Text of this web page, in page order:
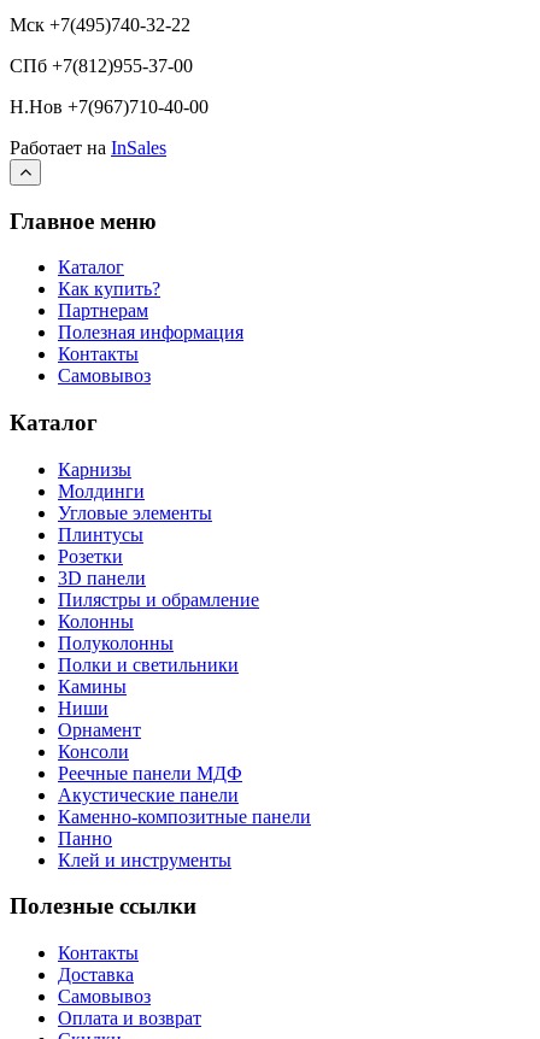
Мск +7(495)740-32-22
СПб +7(812)955-37-00
Н.Нов +7(967)710-40-00
Работает на InSales
Главное меню
Каталог
Как купить?
Партнерам
Полезная информация
Контакты
Самовывоз
Каталог
Карнизы
Молдинги
Угловые элементы
Плинтусы
Розетки
3D панели
Пилястры и обрамление
Колонны
Полуколонны
Полки и светильники
Камины
Ниши
Орнамент
Консоли
Реечные панели МДФ
Акустические панели
Каменно-композитные панели
Панно
Клей и инструменты
Полезные ссылки
Контакты
Доставка
Самовывоз
Оплата и возврат